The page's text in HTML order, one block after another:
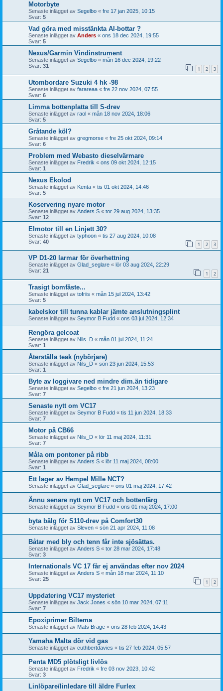
Motorbyte
Senaste inlägget av Segelbo « fre 17 jan 2025, 10:15
Svar: 5
Vad göra med misstänkta AI-bottar ?
Senaste inlägget av Anders « ons 18 dec 2024, 19:55
Svar: 5
Nexus/Garmin Vindinstrument
Senaste inlägget av Segelbo « mån 16 dec 2024, 19:22
Svar: 31 1 2 3
Utombordare Suzuki 4 hk -98
Senaste inlägget av farareaa « fre 22 nov 2024, 07:55
Svar: 6
Limma bottenplatta till S-drev
Senaste inlägget av raol « mån 18 nov 2024, 18:06
Svar: 5
Gråtande köl?
Senaste inlägget av gregmorse « fre 25 okt 2024, 09:14
Svar: 6
Problem med Webasto dieselvärmare
Senaste inlägget av Fredrik « ons 09 okt 2024, 12:15
Svar: 1
Nexus Ekolod
Senaste inlägget av Kenta « tis 01 okt 2024, 14:46
Svar: 5
Koservering nyare motor
Senaste inlägget av Anders S « tor 29 aug 2024, 13:35
Svar: 12
Elmotor till en Linjett 30?
Senaste inlägget av typhoon « tis 27 aug 2024, 10:08
Svar: 40 1 2 3
VP D1-20 larmar för överhettning
Senaste inlägget av Glad_seglare « lör 03 aug 2024, 22:29
Svar: 21 1 2
Trasigt bomfäste...
Senaste inlägget av tofriis « mån 15 jul 2024, 13:42
Svar: 5
kabelskor till tunna kablar jämte anslutningsplint
Senaste inlägget av Seymor B Fudd « ons 03 jul 2024, 12:34
Rengöra gelcoat
Senaste inlägget av Nils_D « mån 01 jul 2024, 11:24
Svar: 1
Återställa teak (nybörjare)
Senaste inlägget av Nils_D « sön 23 jun 2024, 15:53
Svar: 1
Byte av loggivare ned mindre dim.än tidigare
Senaste inlägget av Segelbo « fre 21 jun 2024, 13:23
Svar: 7
Senaste nytt om VC17
Senaste inlägget av Seymor B Fudd « tis 11 jun 2024, 18:33
Svar: 7
Motor på CB66
Senaste inlägget av Nils_D « lör 11 maj 2024, 11:31
Svar: 7
Måla om pontoner på ribb
Senaste inlägget av Anders S « lör 11 maj 2024, 08:00
Svar: 1
Ett lager av Hempel Mille NCT?
Senaste inlägget av Glad_seglare « ons 01 maj 2024, 17:42
Ännu senare nytt om VC17 och bottenfärg
Senaste inlägget av Seymor B Fudd « ons 01 maj 2024, 17:00
byta bälg för S110-drev på Comfort30
Senaste inlägget av Sleven « sön 21 apr 2024, 11:08
Båtar med bly och tenn får inte sjösättas.
Senaste inlägget av Anders S « tor 28 mar 2024, 17:48
Svar: 3
Internationals VC 17 får ej användas efter nov 2024
Senaste inlägget av Anders S « mån 18 mar 2024, 11:10
Svar: 25 1 2
Uppdatering VC17 mysteriet
Senaste inlägget av Jack Jones « sön 10 mar 2024, 07:11
Svar: 7
Epoxiprimer Biltema
Senaste inlägget av Mats Brage « ons 28 feb 2024, 14:43
Yamaha Malta dör vid gas
Senaste inlägget av cuthbertdavies « tis 27 feb 2024, 05:57
Penta MD5 plötsligt livlös
Senaste inlägget av Fredrik « fre 03 nov 2023, 10:42
Svar: 3
Linlöpare/linledare till äldre Furlex